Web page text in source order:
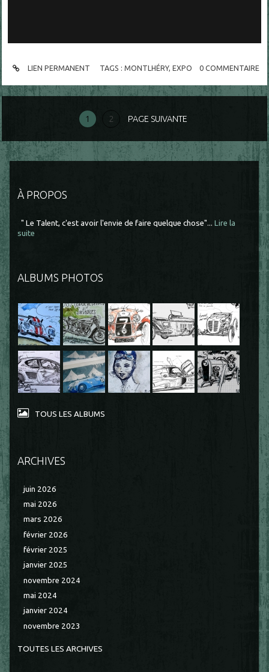
À PROPOS
" Le Talent, c'est avoir l'envie de faire quelque chose"... Lire la
suite
ALBUMS PHOTOS
TOUS LES ALBUMS
ARCHIVES
juin 2026
mai 2026
mars 2026
février 2026
février 2025
janvier 2025
novembre 2024
mai 2024
janvier 2024
novembre 2023
TOUTES LES ARCHIVES
LIEN PERMANENT TAGS : MONTLHÉRY, EXPO 0 COMMENTAIRE
1 2 PAGE SUIVANTE